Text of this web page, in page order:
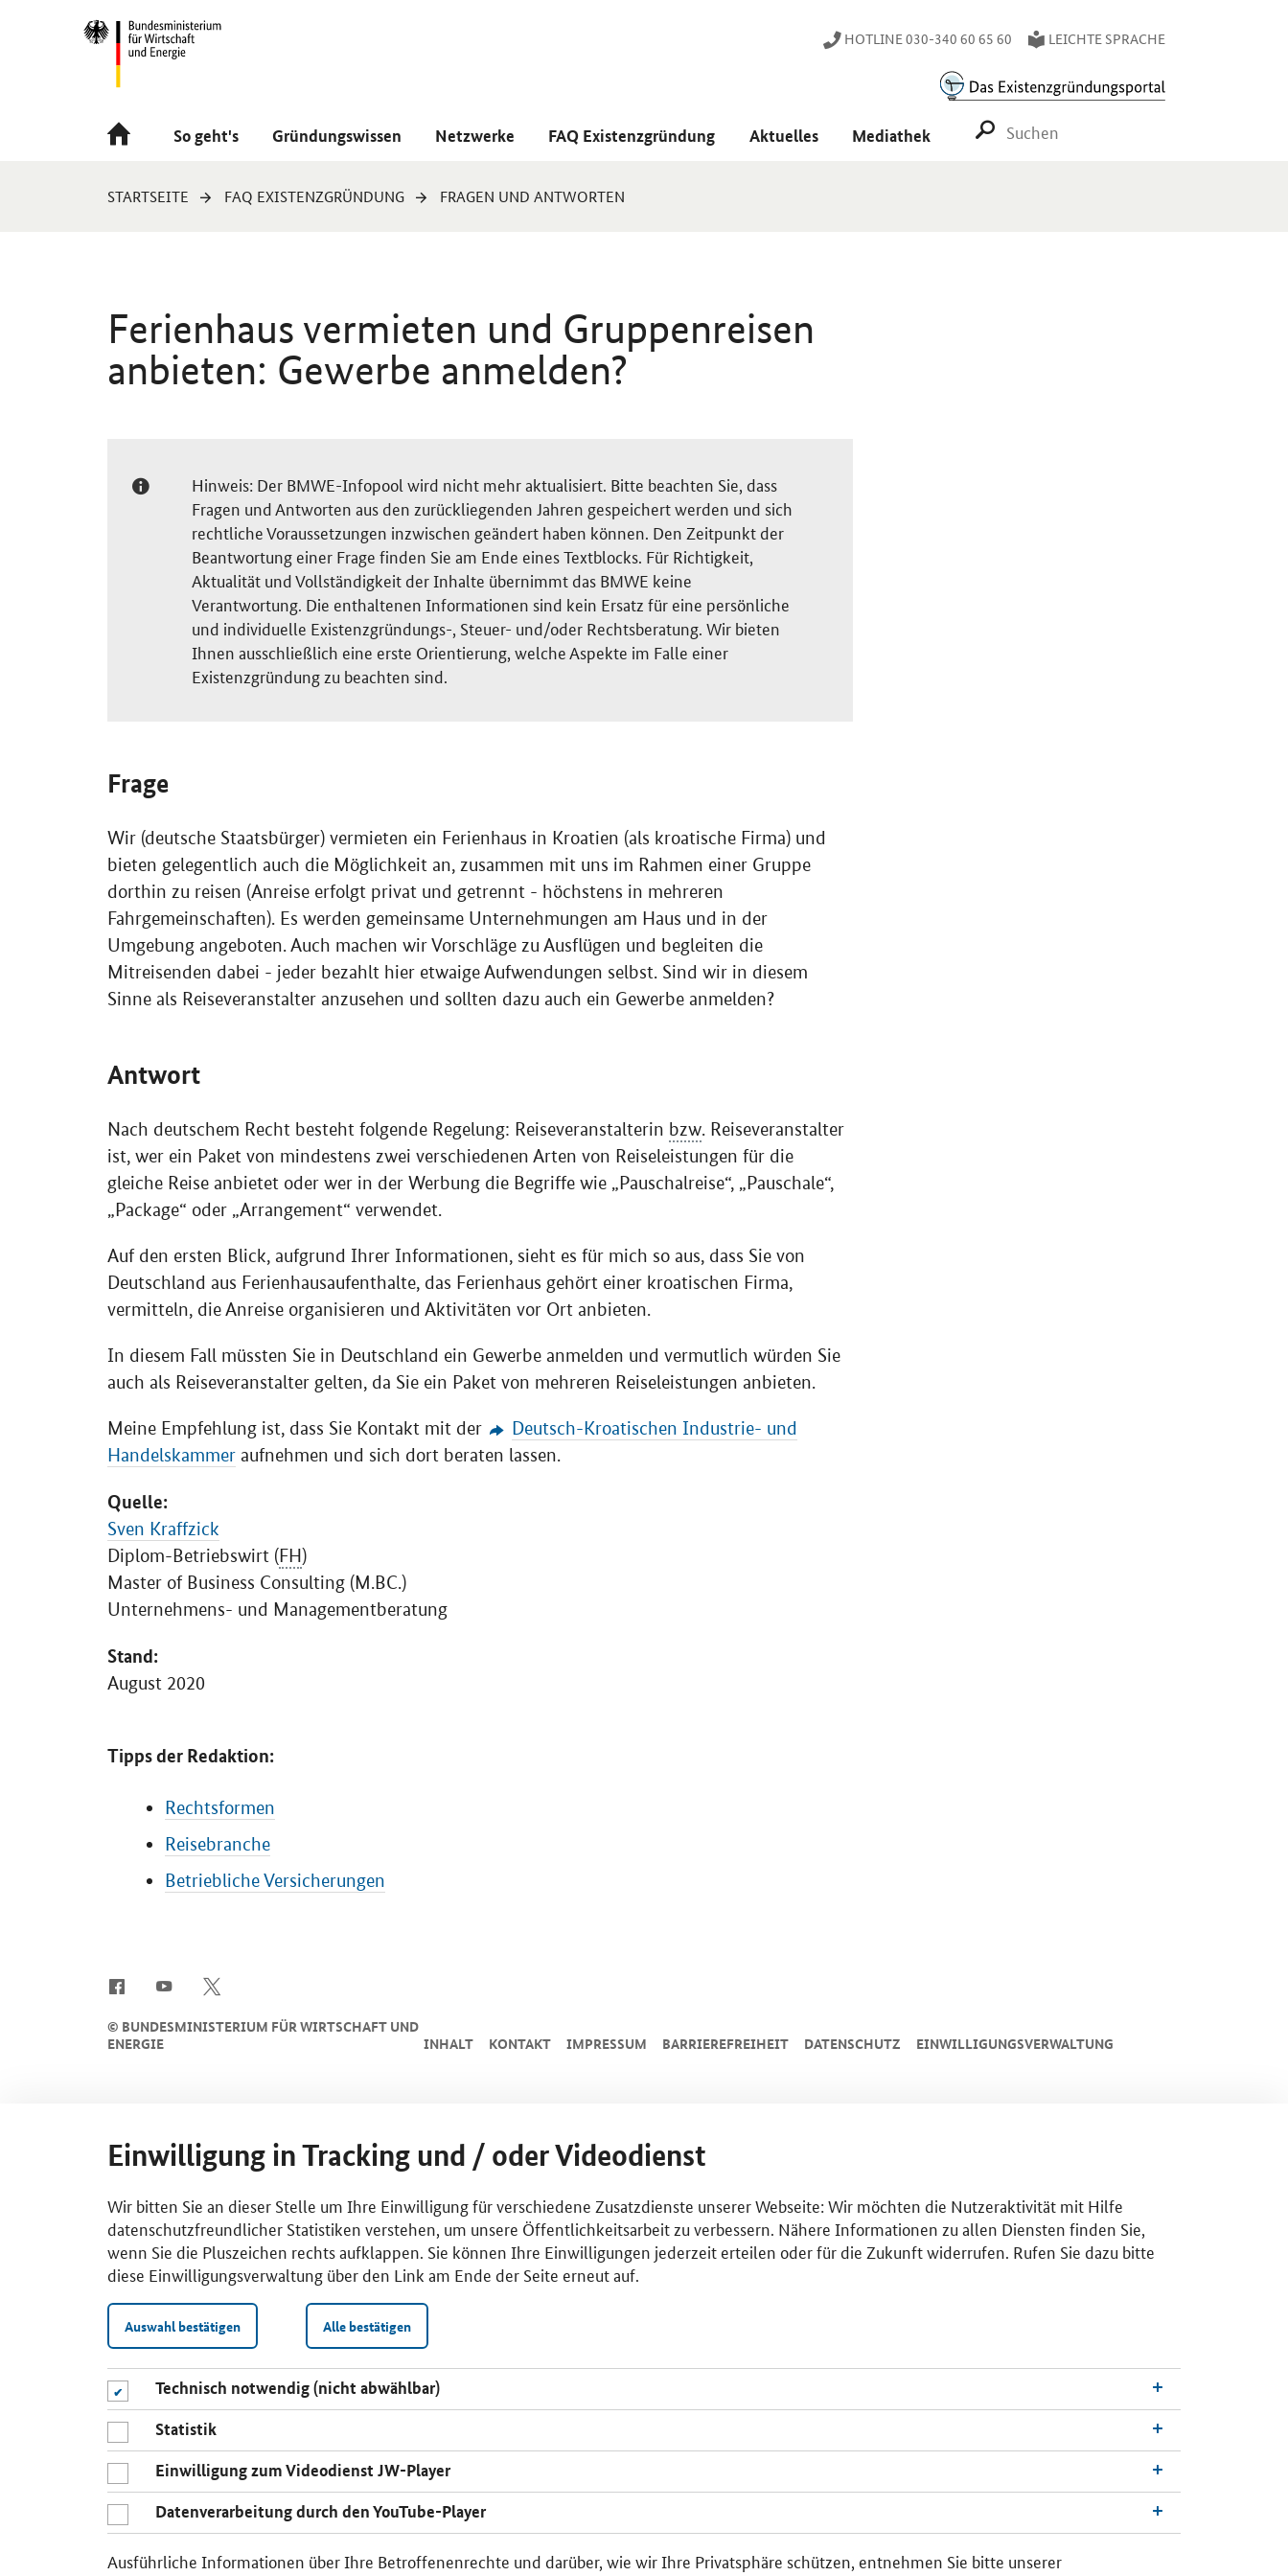
Navigation
Hauptmenü HOTLINE 030-340 60 65 60 LEICHTE SPRACHE
So geht's Gründungswissen Netzwerke FAQ Existenzgründung Aktuelles Mediathek SUCHE STARTEN
Sie
STARTSEITE FAQ EXISTENZGRÜNDUNG FRAGEN UND ANTWORTEN
Ferienhaus vermieten und Gruppenreisen
anbieten: Gewerbe anmelden?
Hinweis: Der BMWE-Infopool wird nicht mehr aktualisiert. Bitte beachten Sie, dass
Fragen und Antworten aus den zurückliegenden Jahren gespeichert werden und sich
rechtliche Voraussetzungen inzwischen geändert haben können. Den Zeitpunkt der
Beantwortung einer Frage finden Sie am Ende eines Textblocks. Für Richtigkeit,
Aktualität und Vollständigkeit der Inhalte übernimmt das BMWE keine
Verantwortung. Die enthaltenen Informationen sind kein Ersatz für eine persönliche
und individuelle Existenzgründungs-, Steuer- und/oder Rechtsberatung. Wir bieten
Ihnen ausschließlich eine erste Orientierung, welche Aspekte im Falle einer
Existenzgründung zu beachten sind.
Frage
Wir (deutsche Staatsbürger) vermieten ein Ferienhaus in Kroatien (als kroatische Firma) und
bieten gelegentlich auch die Möglichkeit an, zusammen mit uns im Rahmen einer Gruppe
dorthin zu reisen (Anreise erfolgt privat und getrennt - höchstens in mehreren
Fahrgemeinschaften). Es werden gemeinsame Unternehmungen am Haus und in der
Umgebung angeboten. Auch machen wir Vorschläge zu Ausflügen und begleiten die
Mitreisenden dabei - jeder bezahlt hier etwaige Aufwendungen selbst. Sind wir in diesem
Sinne als Reiseveranstalter anzusehen und sollten dazu auch ein Gewerbe anmelden?
Antwort
Nach deutschem Recht besteht folgende Regelung: Reiseveranstalterin bzw. Reiseveranstalter
ist, wer ein Paket von mindestens zwei verschiedenen Arten von Reiseleistungen für die
gleiche Reise anbietet oder wer in der Werbung die Begriffe wie „Pauschalreise“, „Pauschale“,
„Package“ oder „Arrangement“ verwendet.
Auf den ersten Blick, aufgrund Ihrer Informationen, sieht es für mich so aus, dass Sie von
Deutschland aus Ferienhausaufenthalte, das Ferienhaus gehört einer kroatischen Firma,
vermitteln, die Anreise organisieren und Aktivitäten vor Ort anbieten.
In diesem Fall müssten Sie in Deutschland ein Gewerbe anmelden und vermutlich würden Sie
auch als Reiseveranstalter gelten, da Sie ein Paket von mehreren Reiseleistungen anbieten.
Meine Empfehlung ist, dass Sie Kontakt mit der
Deutsch-Kroatischen Industrie- und
Handelskammer aufnehmen und sich dort beraten lassen.
Quelle:
Sven Kraffzick
Diplom-Betriebswirt (FH)
Master of Business Consulting (M.BC.)
Unternehmens- und Managementberatung
Stand:
August 2020
Tipps der Redaktion:
Rechtsformen
Reisebranche
Betriebliche Versicherungen
© BUNDESMINISTERIUM FÜR WIRTSCHAFT UND
ENERGIE
INHALT KONTAKT IMPRESSUM BARRIEREFREIHEIT DATENSCHUTZ EINWILLIGUNGSVERWALTUNG
Einwilligung in Tracking und / oder Videodienst
Wir bitten Sie an dieser Stelle um Ihre Einwilligung für verschiedene Zusatzdienste unserer Webseite: Wir möchten die Nutzeraktivität mit Hilfe
datenschutzfreundlicher Statistiken verstehen, um unsere Öffentlichkeitsarbeit zu verbessern. Nähere Informationen zu allen Diensten finden Sie,
wenn Sie die Pluszeichen rechts aufklappen. Sie können Ihre Einwilligungen jederzeit erteilen oder für die Zukunft widerrufen. Rufen Sie dazu bitte
diese Einwilligungsverwaltung über den Link am Ende der Seite erneut auf.
Auswahl bestätigen Alle bestätigen
Technisch notwendig (nicht abwählbar)
Statistik
Einwilligung zum Videodienst JW-Player
Datenverarbeitung durch den YouTube-Player
Ausführliche Informationen über Ihre Betroffenenrechte und darüber, wie wir Ihre Privatsphäre schützen, entnehmen Sie bitte unserer